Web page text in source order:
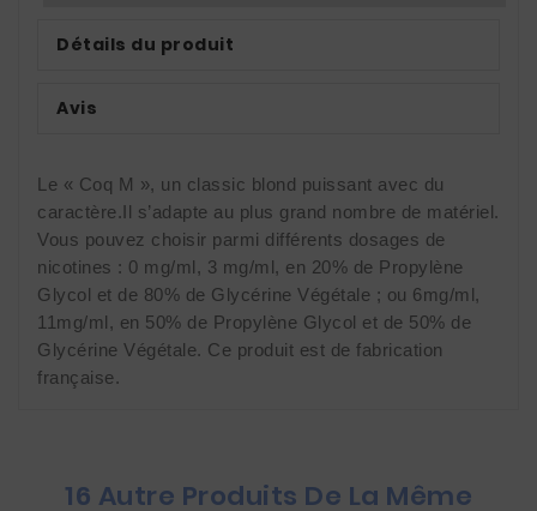
Détails du produit
Avis
Le « Coq M », un classic blond puissant avec du
caractère.Il s’adapte au plus grand nombre de matériel.
Vous pouvez choisir parmi différents dosages de
nicotines : 0 mg/ml, 3 mg/ml, en 20% de Propylène
Glycol et de 80% de Glycérine Végétale ; ou 6mg/ml,
11mg/ml, en 50% de Propylène Glycol et de 50% de
Glycérine Végétale. Ce produit est de fabrication
française.
16 Autre Produits De La Même